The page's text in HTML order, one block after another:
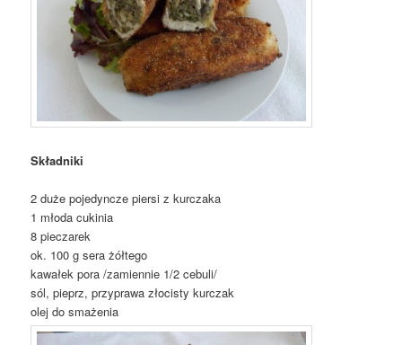
Składniki
2 duże pojedyncze piersi z kurczaka
1 młoda cukinia
8 pieczarek
ok. 100 g sera żółtego
kawałek pora /zamiennie 1/2 cebuli/
sól, pieprz, przyprawa złocisty kurczak
olej do smażenia